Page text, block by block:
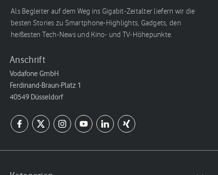
Als Begleiter auf dem Weg ins Gigabit-Zeitalter liefern wir die
besten Stories zu Smartphone-Highlights, Gadgets, den
heißesten Tech-News und Kino- und TV-Höhepunkte.
Anschrift
Vodafone GmbH
Ferdinand-Braun-Platz 1
40549 Düsseldorf